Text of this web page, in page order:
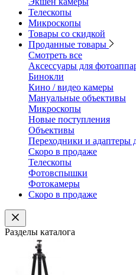
Телескопы
Микроскопы
Товары со скидкой
Проданные товары
Смотреть все
Аксессуары для
Бинокли
Кино / видео камеры
Мануальные объективы
Микроскопы
Новые поступления
Объективы
Переходники и адаптеры
Скоро в продаже
Телескопы
Фотовспышки
Фотокамеры
Скоро в продаже
Разделы каталога